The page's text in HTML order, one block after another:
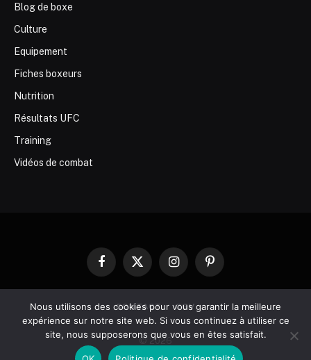
Blog de boxe
Culture
Equipement
Fiches boxeurs
Nutrition
Résultats UFC
Training
Vidéos de combat
Facebook
X
InstagramPinterest
CONTACT CGV
© 2026
Nous utilisons des cookies pour vous garantir la meilleure
expérience sur notre site web. Si vous continuez à utiliser ce
site, nous supposerons que vous en êtes satisfait.